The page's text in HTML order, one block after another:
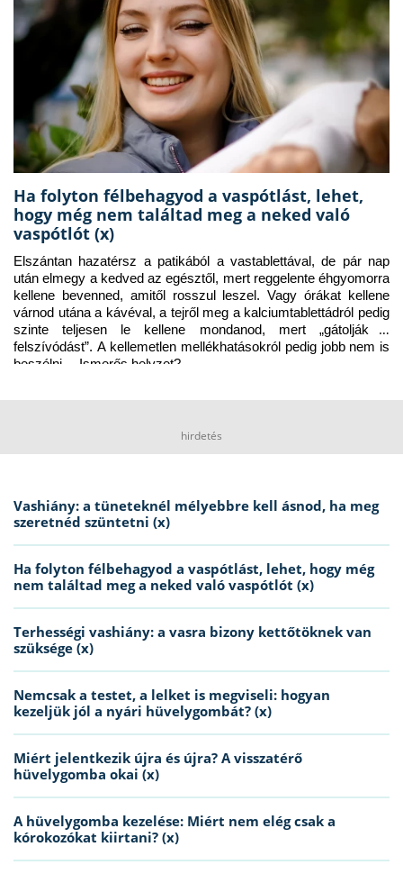
Ha folyton félbehagyod a vaspótlást, lehet,
hogy még nem találtad meg a neked való
vaspótlót (x)
Elszántan hazatérsz a patikából a vastablettával, de pár nap
után elmegy a kedved az egésztől, mert reggelente éhgyomorra
kellene bevenned, amitől rosszul leszel. Vagy órákat kellene
várnod utána a kávéval, a tejről meg a kalciumtablettádról pedig
szinte teljesen le kellene mondanod, mert „gátolják a
felszívódást”. A kellemetlen mellékhatásokról pedig jobb nem is
beszélni… Ismerős helyzet?
hirdetés
Vashiány: a tüneteknél mélyebbre kell ásnod, ha meg
szeretnéd szüntetni (x)
Ha folyton félbehagyod a vaspótlást, lehet, hogy még
nem találtad meg a neked való vaspótlót (x)
Terhességi vashiány: a vasra bizony kettőtöknek van
szüksége (x)
Nemcsak a testet, a lelket is megviseli: hogyan
kezeljük jól a nyári hüvelygombát? (x)
Miért jelentkezik újra és újra? A visszatérő
hüvelygomba okai (x)
A hüvelygomba kezelése: Miért nem elég csak a
kórokozókat kiirtani? (x)